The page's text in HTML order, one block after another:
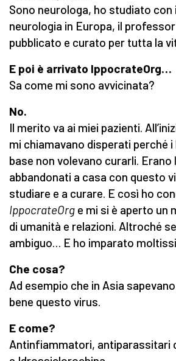
Sono neurologa, ho studiato con
neurologia in Europa, il
pubblicato e curato per tutta la
E poi è arrivato IppocrateOrg…
Sa come mi sono avvicinata?
No.
Il merito va ai miei pazienti.
mi chiamavano disperati perché
base non volevano curarli.
abbandonati a casa con questo
studiare e a curare. E così ho
IppocrateOrg e mi si è aperto un
di umanità e relazioni. Altroché
ambiguo… E ho imparato
Che cosa?
Ad esempio che in Asia
bene questo virus.
E come?
Antinfiammatori, antiparassitari